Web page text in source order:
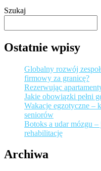
Szukaj
Ostatnie wpisy
Globalny rozwój
firmowy za granicę?
Rezerwując
Jakie obowiązki pełni
Wakacje egzotyczne –
seniorów
Botoks a udar mózgu
rehabilitację
Archiwa